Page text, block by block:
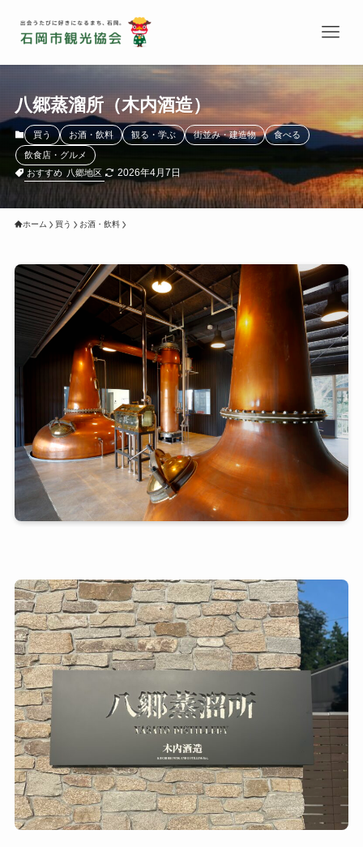
八郷蒸溜所（木内酒造）
買う お酒・飲料 観る・学ぶ 街並み・建造物 食べる
飲食店・グルメ
おすすめ
八郷地区 2026年4月7日
ホーム 買う お酒・飲料